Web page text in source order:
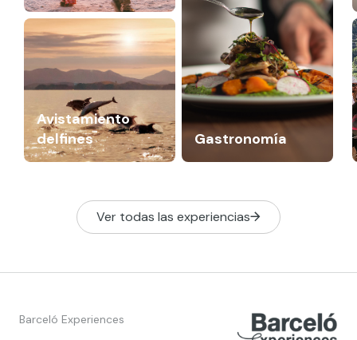
Gastronomía
Avistamiento
delfines
Ver todas las experiencias
Barceló Experiences